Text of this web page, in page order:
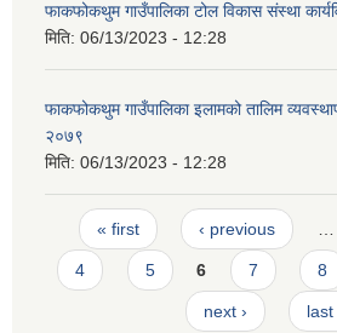
फाकफोकथुम गाउँपालिका टोल विकास संस्था
मिति: 06/13/2023 - 12:28
फाकफोकथुम गाउँपालिका इलामको तालिम
२०७९
मिति: 06/13/2023 - 12:28
Pages
« first ‹ previous
4 5 6 7 8
next › last